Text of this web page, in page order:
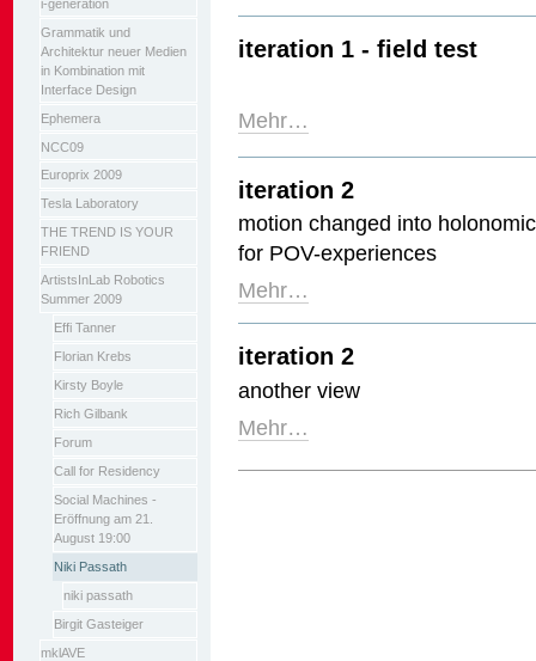
i-generation
Grammatik und
Architektur neuer Medien
in Kombination mit
Interface Design
Ephemera
NCC09
Europrix 2009
Tesla Laboratory
THE TREND IS YOUR
FRIEND
ArtistsInLab Robotics
Summer 2009
Effi Tanner
Florian Krebs
Kirsty Boyle
Rich Gilbank
Forum
Call for Residency
Social Machines -
Eröffnung am 21.
August 19:00
Niki Passath
niki passath
Birgit Gasteiger
mklAVE
iteration 1 - field test
Mehr…
iteration 2
motion changed into
for POV-experiences
Mehr…
iteration 2
another view
Mehr…